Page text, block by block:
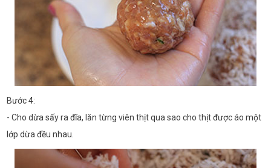
Bước 4:
- Cho dừa sấy ra đĩa, lăn từng viên thịt qua sao cho thịt được áo một
lớp dừa đều nhau.